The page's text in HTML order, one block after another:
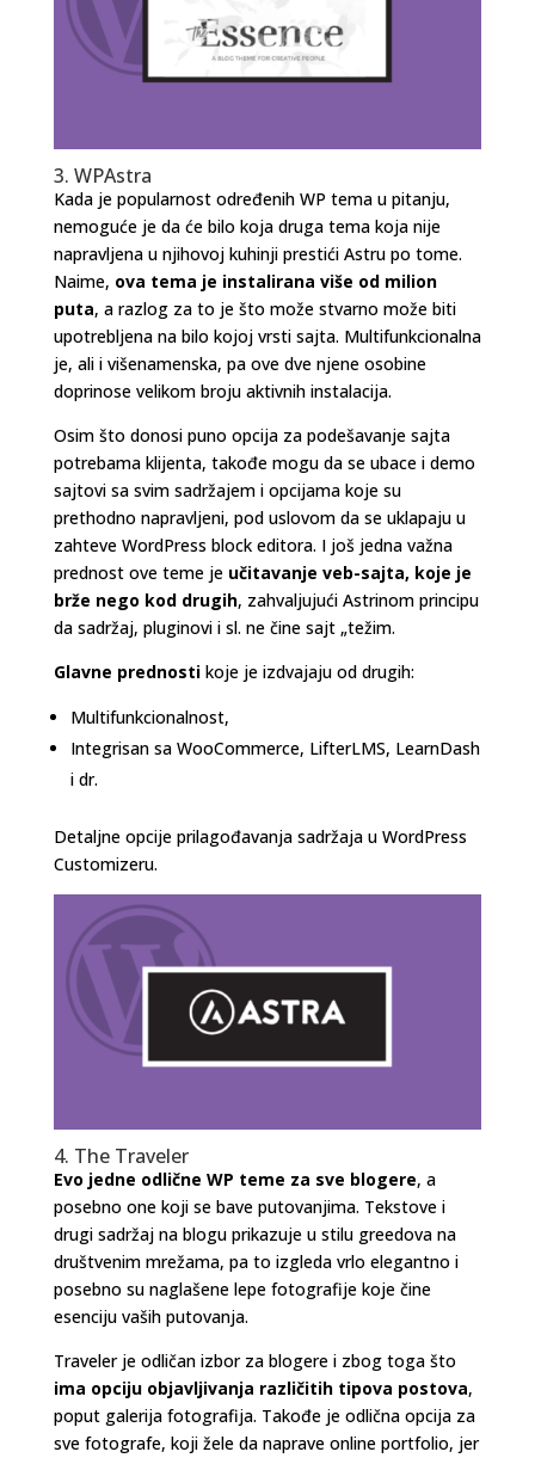
3. WPAstra
Kada je popularnost određenih WP tema u pitanju,
nemoguće je da će bilo koja druga tema koja nije
napravljena u njihovoj kuhinji prestići Astru po tome.
Naime, ova tema je instalirana više od milion
puta, a razlog za to je što može stvarno može biti
upotrebljena na bilo kojoj vrsti sajta. Multifunkcionalna
je, ali i višenamenska, pa ove dve njene osobine
doprinose velikom broju aktivnih instalacija.
Osim što donosi puno opcija za podešavanje sajta
potrebama klijenta, takođe mogu da se ubace i demo
sajtovi sa svim sadržajem i opcijama koje su
prethodno napravljeni, pod uslovom da se uklapaju u
zahteve WordPress block editora. I još jedna važna
prednost ove teme je učitavanje veb-sajta, koje je
brže nego kod drugih, zahvaljujući Astrinom principu
da sadržaj, pluginovi i sl. ne čine sajt „težim.
Glavne prednostikoje je izdvajaju od drugih:
Multifunkcionalnost,
Integrisan sa WooCommerce, LifterLMS, LearnDash
i dr.
Detaljne opcije prilagođavanja sadržaja u WordPress
Customizeru.
4. The Traveler
Evo jedne odlične WP teme za sve blogere, a
posebno one koji se bave putovanjima. Tekstove i
drugi sadržaj na blogu prikazuje u stilu greedova na
društvenim mrežama, pa to izgleda vrlo elegantno i
posebno su naglašene lepe fotografije koje čine
esenciju vaših putovanja.
Traveler je odličan izbor za blogere i zbog toga što
ima opciju objavljivanja različitih tipova postova,
poput galerija fotografija. Takođe je odlična opcija za
sve fotografe, koji žele da naprave online portfolio, jer